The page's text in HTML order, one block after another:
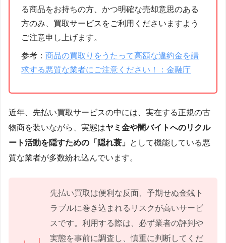
る商品をお持ちの方、かつ明確な売却意思のある
方のみ、買取サービスをご利用くださいますよう
ご注意申し上げます。
参考：商品の買取りをうたって高額な違約金を請
求する悪質な業者にご注意ください！：金融庁
近年、先払い買取サービスの中には、実在する正規の古
物商を装いながら、実態はヤミ金や闇バイトへのリクル
ート活動を隠すための「隠れ蓑」 として機能している悪
質な業者が多数紛れ込んでいます。
先払い買取は便利な反面、予期せぬ金銭ト
ラブルに巻き込まれるリスクが高いサービ
スです。利用する際は、必ず業者の評判や
実態を事前に調査し、慎重に判断してくだ